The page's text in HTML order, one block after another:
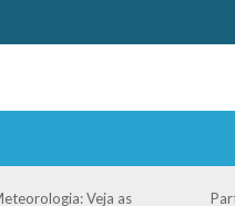
Veja as